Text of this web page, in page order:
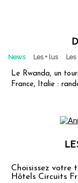
News Les + lus
Le Rwanda, un
France, Italie :
Choisissez votre
Hôtels Circuits